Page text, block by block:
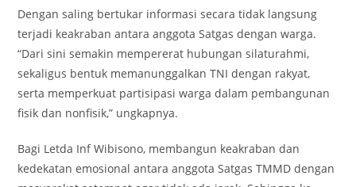
Dengan saling bertukar informasi secara tidak langsung
terjadi keakraban antara anggota Satgas dengan warga.
“Dari sini semakin mempererat hubungan silaturahmi,
sekaligus bentuk memanunggalkan TNI dengan rakyat,
serta memperkuat partisipasi warga dalam pembangunan
fisik dan nonfisik,” ungkapnya.
Bagi Letda Inf Wibisono, membangun keakraban dan
kedekatan emosional antara anggota Satgas TMMD dengan